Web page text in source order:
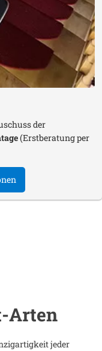
der
(Erstberatung per
Arten
jeder